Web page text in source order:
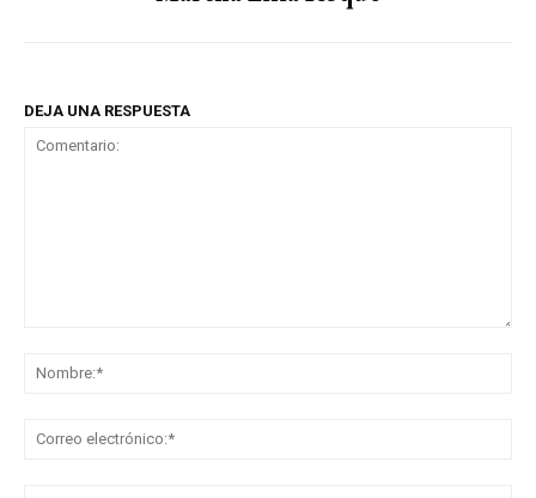
DEJA UNA RESPUESTA